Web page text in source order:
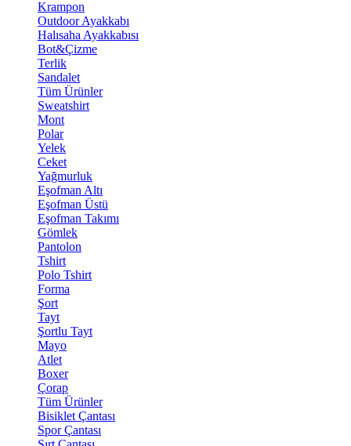
Krampon
Outdoor Ayakkabı
Halısaha Ayakkabısı
Bot&Çizme
Terlik
Sandalet
Tüm Ürünler
Sweatshirt
Mont
Polar
Yelek
Ceket
Yağmurluk
Eşofman Altı
Eşofman Üstü
Eşofman Takımı
Gömlek
Pantolon
Tshirt
Polo Tshirt
Forma
Şort
Tayt
Şortlu Tayt
Mayo
Atlet
Boxer
Çorap
Tüm Ürünler
Bisiklet Çantası
Spor Çantası